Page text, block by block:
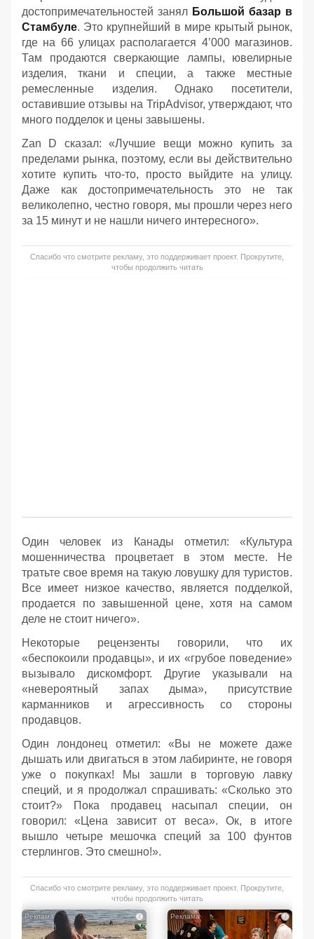
достопримечательностей занял Большой базар в
Стамбуле. Это крупнейший в мире крытый рынок,
где на 66 улицах располагается 4’000 магазинов.
Там продаются сверкающие лампы, ювелирные
изделия, ткани и специи, а также местные
ремесленные изделия. Однако посетители,
оставившие отзывы на TripAdvisor, утверждают, что
много подделок и цены завышены.
Zan D сказал: «Лучшие вещи можно купить за
пределами рынка, поэтому, если вы действительно
хотите купить что-то, просто выйдите на улицу.
Даже как достопримечательность это не так
великолепно, честно говоря, мы прошли через него
за 15 минут и не нашли ничего интересного».
Спасибо что смотрите рекламу, это поддерживает проект. Прокрутите,
чтобы продолжить читать
Один человек из Канады отметил: «Культура
мошенничества процветает в этом месте. Не
тратьте свое время на такую ловушку для туристов.
Все имеет низкое качество, является подделкой,
продается по завышенной цене, хотя на самом
деле не стоит ничего».
Некоторые рецензенты говорили, что их
«беспокоили продавцы», и их «грубое поведение»
вызывало дискомфорт. Другие указывали на
«невероятный запах дыма», присутствие
карманников и агрессивность со стороны
продавцов.
Один лондонец отметил: «Вы не можете даже
дышать или двигаться в этом лабиринте, не говоря
уже о покупках! Мы зашли в торговую лавку
специй, и я продолжал спрашивать: «Сколько это
стоит?» Пока продавец насыпал специи, он
говорил: «Цена зависит от веса». Ок, в итоге
вышло четыре мешочка специй за 100 фунтов
стерлингов. Это смешно!».
Спасибо что смотрите рекламу, это поддерживает проект. Прокрутите,
чтобы продолжить читать
i i